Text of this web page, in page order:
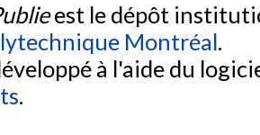
est le dépôt
Montréal.
à l'aide du
.